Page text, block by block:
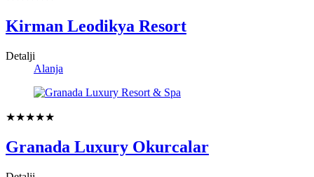
Kirman Leodikya Resort
Detalji
Alanja
★★★★★
Granada Luxury Okurcalar